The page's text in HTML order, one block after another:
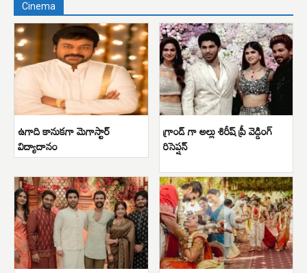
Cinema
ఉగాది కానుకగా మెగాస్టార్
విద్యాదానం
గ్రాండ్ గా అల్లు శిరీష్ ప్రీ వెడ్డింగ్
రిసెప్షన్